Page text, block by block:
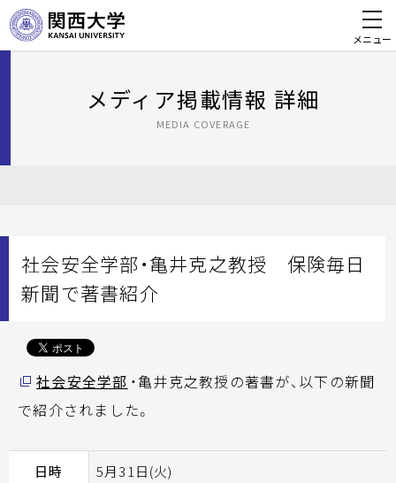
メニュー
メディア掲載情報 詳細
MEDIA COVERAGE
社会安全学部・亀井克之教授 保険毎日
新聞で著書紹介
社会安全学部 ・亀井克之教授の著書が、以下の新聞
で紹介されました。
日時 5月31日(火)